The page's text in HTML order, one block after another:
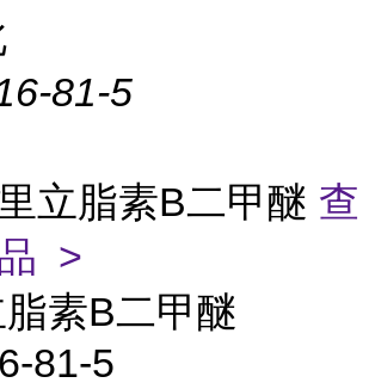
81-5
立脂素B二甲醚 查
>
素B二甲醚
81-5